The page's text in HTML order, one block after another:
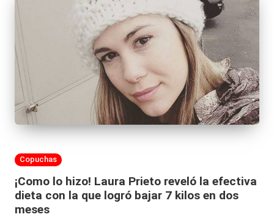
Publicada
Copuchas
¡Como lo hizo! Laura Prieto reveló la efectiva
dieta con la que logró bajar 7 kilos en dos
meses